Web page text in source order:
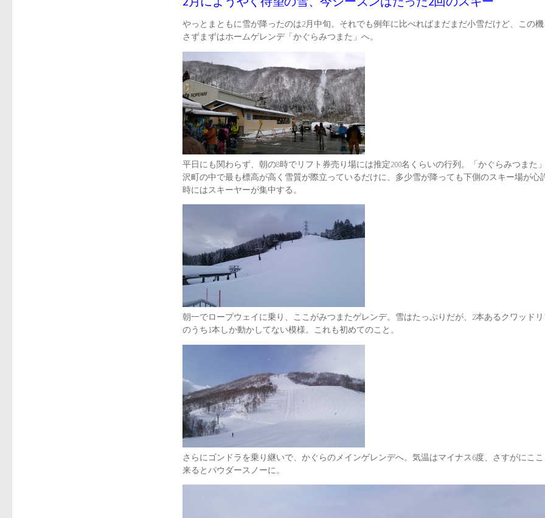
やっとまともに雪が降ったのは2月中旬。それでも例年に比べればまだまだ小雪だけど、この
さずまずはホームゲレンデ「かぐらみつまた」へ。
平日にも関わらず、朝の8時でリフト券売り場には推定200名くらいの行列。「かぐらみつまた
沢町の中で最も標高が高く雪質が際立っているだけに、多少雪が降っても下側のスキー場が心
時にはスキーヤーが集中する。
朝一でロープウェイに乗り、ここがみつまたゲレンデ。雪はたっぷりだが、2本あるクワッド
のうち1本しか動かしてない模様。これも初めてのこと。
さらにゴンドラを乗り継いで、かぐらのメインゲレンデへ。気温はマイナス6度、さすがにこ
来るとパウダースノーに。